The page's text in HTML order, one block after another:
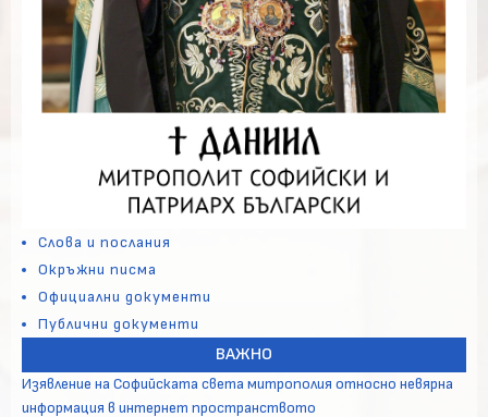
Слова и послания
Окръжни писма
Официални документи
Публични документи
ВАЖНО
Изявление на Софийската света митрополия относно невярна
информация в интернет пространството